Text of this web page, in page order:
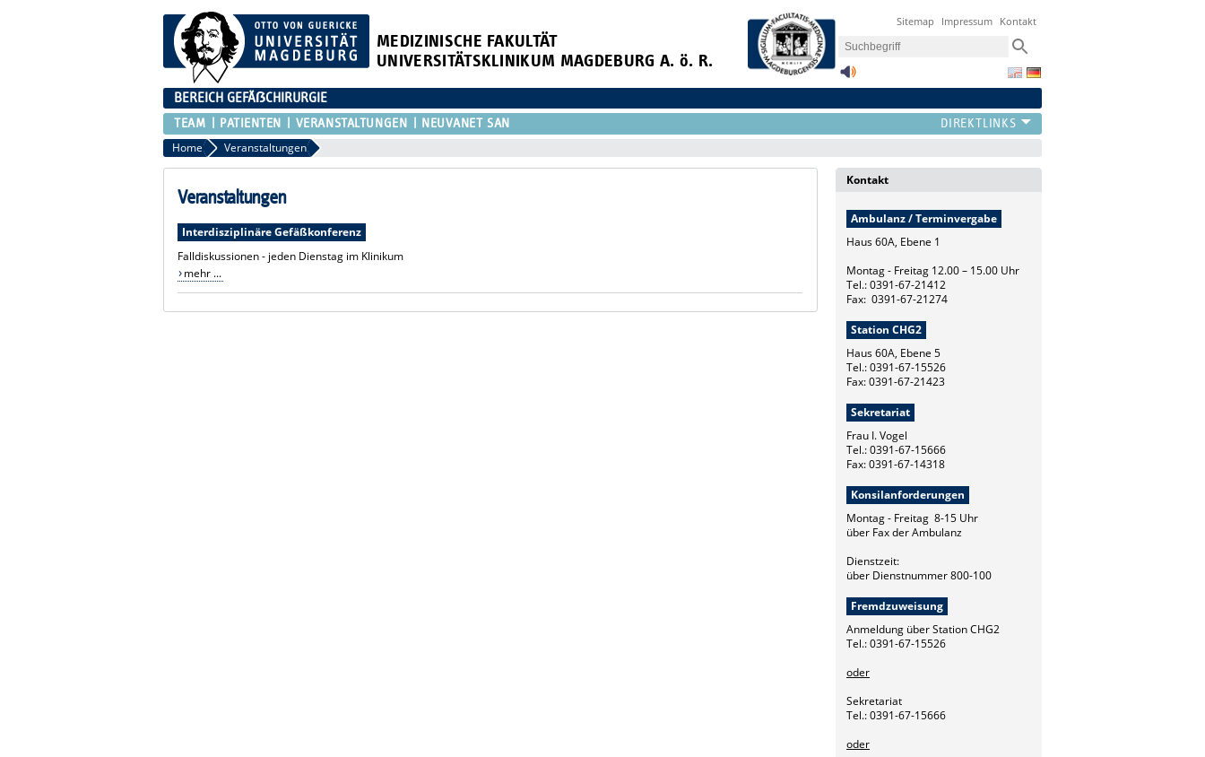
MEDIZINISCHE FAKULTÄT
UNIVERSITÄTSKLINIKUM MAGDEBURG A. ö. R.
Sitemap Impressum Kontakt
BEREICH GEFÄẞCHIRURGIE
TEAM PATIENTEN VERANSTALTUNGEN NEUVANET SAN
Home Veranstaltungen
Veranstaltungen
Interdisziplinäre Gefäßkonferenz
Falldiskussionen - jeden Dienstag im Klinikum
mehr ...
Kontakt
Ambulanz / Terminvergabe
Haus 60A, Ebene 1
Montag - Freitag 12.00 – 15.00 Uhr
Tel.: 0391-67-21412
Fax: 0391-67-21274
Station CHG2
Haus 60A, Ebene 5
Tel.: 0391-67-15526
Fax: 0391-67-21423
Sekretariat
Frau I. Vogel
Tel.: 0391-67-15666
Fax: 0391-67-14318
Konsilanforderungen
Montag - Freitag 8-15 Uhr
über Fax der Ambulanz
Dienstzeit:
über Dienstnummer 800-100
Fremdzuweisung
Anmeldung über Station CHG2
Tel.: 0391-67-15526
oder
Sekretariat
Tel.: 0391-67-15666
oder